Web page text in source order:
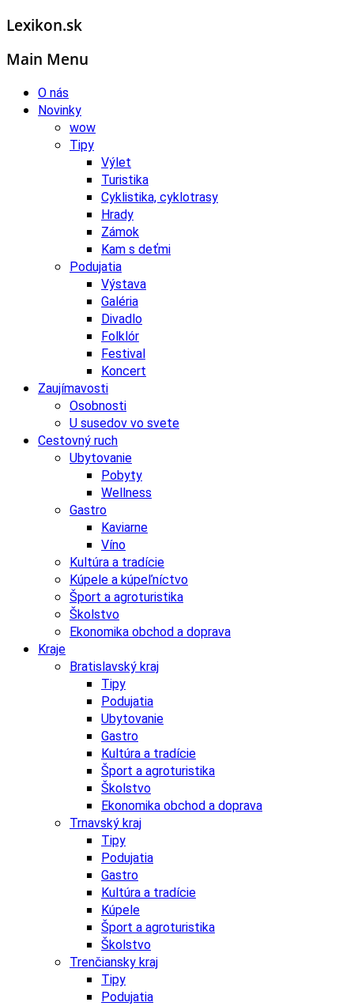
Lexikon.sk
Main Menu
O nás
Novinky
wow
Tipy
Výlet
Turistika
Cyklistika, cyklotrasy
Hrady
Zámok
Kam s deťmi
Podujatia
Výstava
Galéria
Divadlo
Folklór
Festival
Koncert
Zaujímavosti
Osobnosti
U susedov vo svete
Cestovný ruch
Ubytovanie
Pobyty
Wellness
Gastro
Kaviarne
Víno
Kultúra a tradície
Kúpele a kúpeľníctvo
Šport a agroturistika
Školstvo
Ekonomika obchod a doprava
Kraje
Bratislavský kraj
Tipy
Podujatia
Ubytovanie
Gastro
Kultúra a tradície
Šport a agroturistika
Školstvo
Ekonomika obchod a doprava
Trnavský kraj
Tipy
Podujatia
Gastro
Kultúra a tradície
Kúpele
Šport a agroturistika
Školstvo
Trenčiansky kraj
Tipy
Podujatia